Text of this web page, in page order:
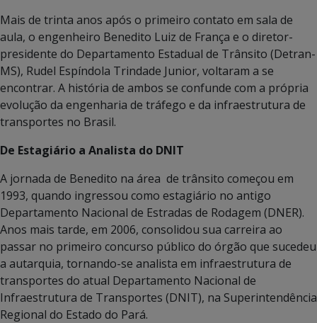
Mais de trinta anos após o primeiro contato em sala de
aula, o engenheiro Benedito Luiz de França e o diretor-
presidente do Departamento Estadual de Trânsito (Detran-
MS), Rudel Espíndola Trindade Junior, voltaram a se
encontrar. A história de ambos se confunde com a própria
evolução da engenharia de tráfego e da infraestrutura de
transportes no Brasil.
De Estagiário a Analista do DNIT
A jornada de Benedito na área de trânsito começou em
1993, quando ingressou como estagiário no antigo
Departamento Nacional de Estradas de Rodagem (DNER).
Anos mais tarde, em 2006, consolidou sua carreira ao
passar no primeiro concurso público do órgão que sucedeu
a autarquia, tornando-se analista em infraestrutura de
transportes do atual Departamento Nacional de
Infraestrutura de Transportes (DNIT), na Superintendência
Regional do Estado do Pará.